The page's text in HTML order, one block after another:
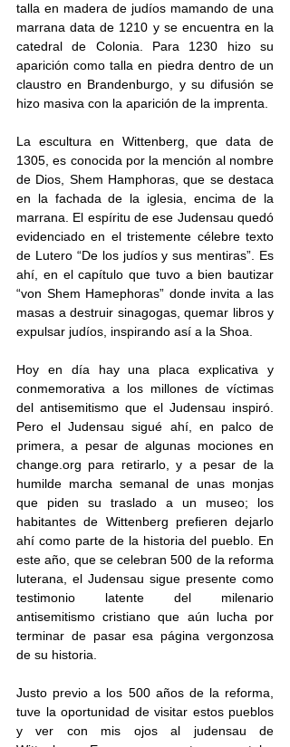
talla en madera de judíos mamando de una
marrana data de 1210 y se encuentra en la
catedral de Colonia. Para 1230 hizo su
aparición como talla en piedra dentro de un
claustro en Brandenburgo, y su difusión se
hizo masiva con la aparición de la imprenta.
La escultura en Wittenberg, que data de
1305, es conocida por la mención al nombre
de Dios, Shem Hamphoras, que se destaca
en la fachada de la iglesia, encima de la
marrana. El espíritu de ese Judensau quedó
evidenciado en el tristemente célebre texto
de Lutero “De los judíos y sus mentiras”. Es
ahí, en el capítulo que tuvo a bien bautizar
“von Shem Hamephoras” donde invita a las
masas a destruir sinagogas, quemar libros y
expulsar judíos, inspirando así a la Shoa.
Hoy en día hay una placa explicativa y
conmemorativa a los millones de víctimas
del antisemitismo que el Judensau inspiró.
Pero el Judensau sigué ahí, en palco de
primera, a pesar de algunas mociones en
change.org para retirarlo, y a pesar de la
humilde marcha semanal de unas monjas
que piden su traslado a un museo; los
habitantes de Wittenberg prefieren dejarlo
ahí como parte de la historia del pueblo. En
este año, que se celebran 500 de la reforma
luterana, el Judensau sigue presente como
testimonio latente del milenario
antisemitismo cristiano que aún lucha por
terminar de pasar esa página vergonzosa
de su historia.
Justo previo a los 500 años de la reforma,
tuve la oportunidad de visitar estos pueblos
y ver con mis ojos al judensau de